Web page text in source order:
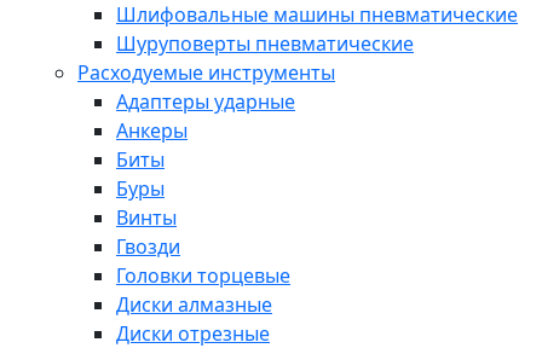
Шлифовальные машины пневматические
Шуруповерты пневматические
Расходуемые инструменты
Адаптеры ударные
Анкеры
Биты
Буры
Винты
Гвозди
Головки торцевые
Диски алмазные
Диски отрезные